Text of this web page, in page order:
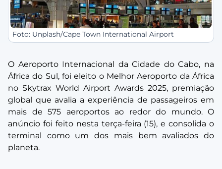
Foto: Unplash/Cape Town International Airport
O Aeroporto Internacional da Cidade do Cabo, na
África do Sul, foi eleito o Melhor Aeroporto da África
no Skytrax World Airport Awards 2025, premiação
global que avalia a experiência de passageiros em
mais de 575 aeroportos ao redor do mundo. O
anúncio foi feito nesta terça-feira (15), e consolida o
terminal como um dos mais bem avaliados do
planeta.